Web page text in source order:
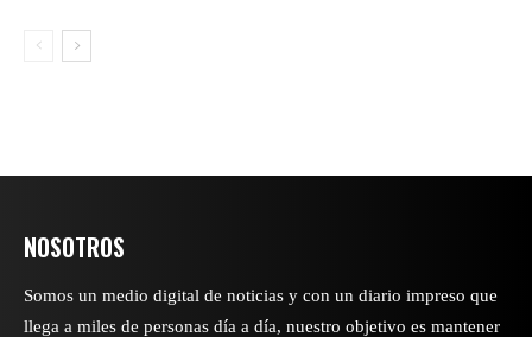
NOSOTROS
Somos un medio digital de noticias y con un diario impreso que
llega a miles de personas día a día, nuestro objetivo es mantener